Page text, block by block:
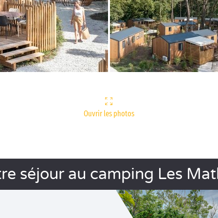
Ouvrir les photos
séjour au camping Les